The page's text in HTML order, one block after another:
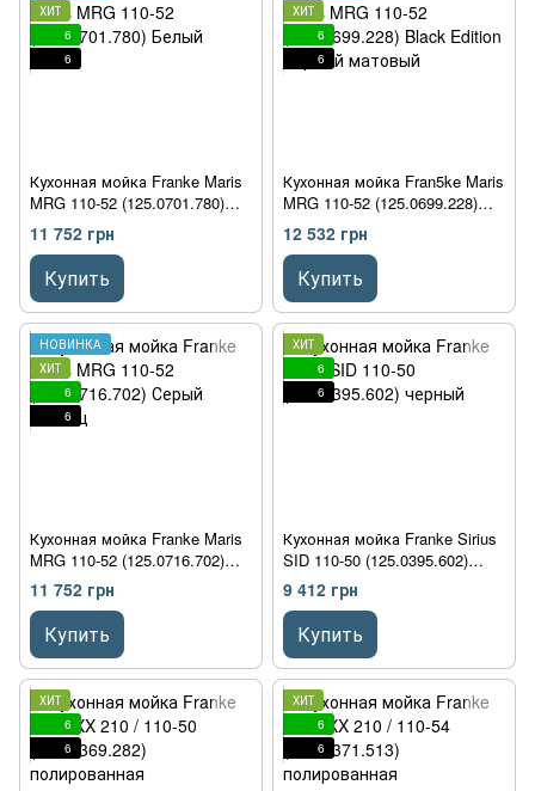
ХИТ
6
6
Кухонная мойка Franke Maris
MRG 110-52 (125.0701.780)
Белый
11 752 грн
Купить
ХИТ
6
6
Кухонная мойка Fran5ke Maris
MRG 110-52 (125.0699.228)
Black Edition Черный
матовый
12 532 грн
Купить
НОВИНКА
ХИТ
6
6
Кухонная мойка Franke Maris
MRG 110-52 (125.0716.702)
Серый сланец
11 752 грн
Купить
ХИТ
6
6
Кухонная мойка Franke Sirius
SID 110-50 (125.0395.602)
черный
9 412 грн
Купить
ХИТ
6
6
ХИТ
6
6